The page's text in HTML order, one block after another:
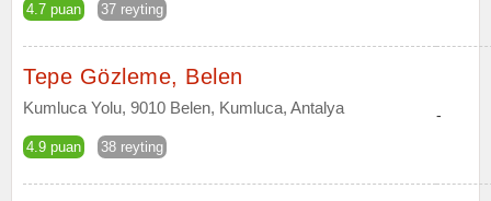
4.7 puan 37 reyting
Tepe Gözleme, Belen
Kumluca Yolu, 9010 Belen, Kumluca, Antalya
4.9 puan 38 reyting
-